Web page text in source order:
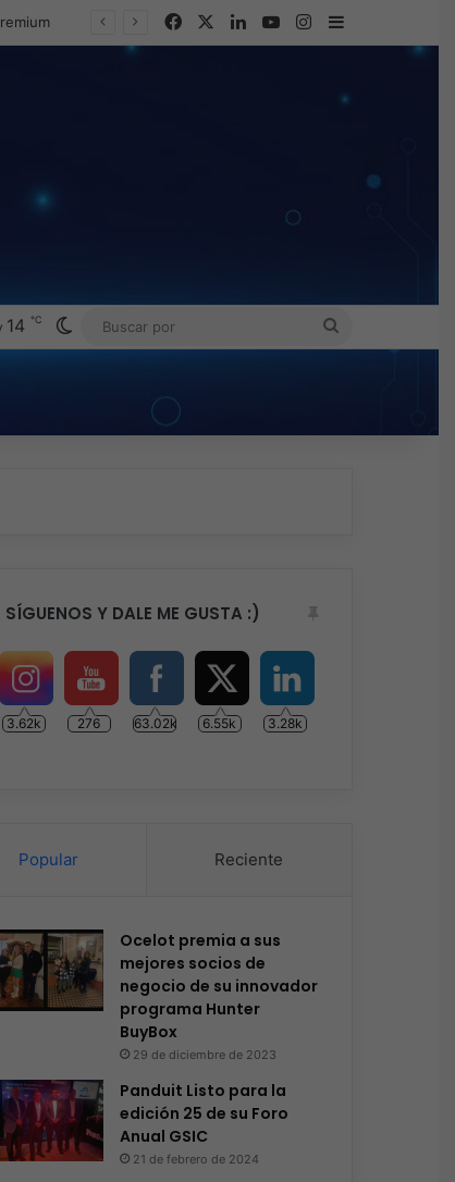
FacebookLinkedInYouTubeInstagram
Barra lateral
14 ℃ Switch skin
BUSCAR
SÍGUENOS Y DALE ME GUSTA :)
3.62k 276 63.02k 6.55k 3.28k
Popular Reciente
Ocelot premia a sus
mejores socios de
negocio de su innovador
programa Hunter
BuyBox
29 de diciembre de 2023
Panduit Listo para la
edición 25 de su Foro
Anual GSIC
21 de febrero de 2024